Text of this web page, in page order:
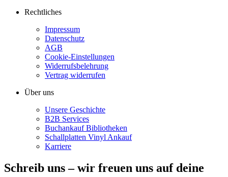
Rechtliches
Impressum
Datenschutz
AGB
Cookie-Einstellungen
Widerrufsbelehrung
Vertrag widerrufen
Über uns
Unsere Geschichte
B2B Services
Buchankauf Bibliotheken
Schallplatten Vinyl Ankauf
Karriere
Schreib uns – wir freuen uns auf deine